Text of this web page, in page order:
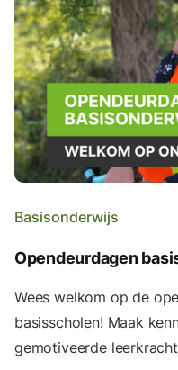
Basisonderwijs
Opendeurdagen
Wees welkom op de
basisscholen! Maak
gemotiveerde